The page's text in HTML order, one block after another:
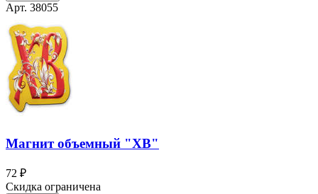
Арт. 38055
Магнит объемный "ХВ"
72 ₽
Скидка ограничена